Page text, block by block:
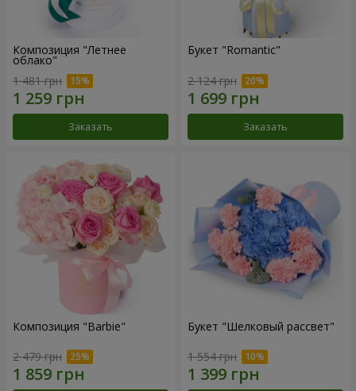
Композиция "Летнее
облако"
1 481 грн
Заказать
Букет "Romantic"
2 124 грн
Заказать
Композиция "Barbie"
2 479 грн
Букет "Шелковый рассвет"
1 554 грн